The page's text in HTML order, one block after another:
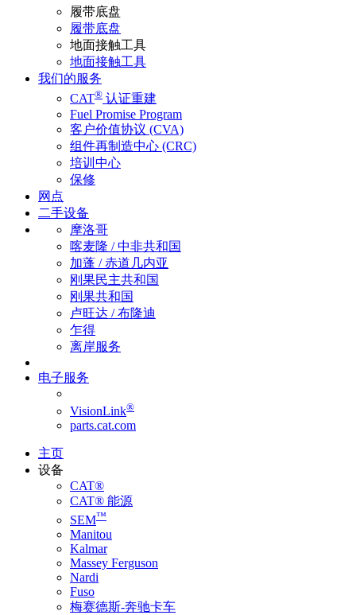
履带底盘
履带底盘
地面接触工具
地面接触工具
我们的服务
CAT® 认证重建
Fuel Promise Program
客户价值协议 (CVA)
组件再制造中心 (CRC)
培训中心
保修
网点
二手设备
摩洛哥
喀麦隆 / 中非共和国
加蓬 / 赤道几内亚
刚果民主共和国
刚果共和国
卢旺达 / 布隆迪
乍得
离岸服务
电子服务
VisionLink®
parts.cat.com
主页
设备
CAT®
CAT® 能源
SEM™
Manitou
Kalmar
Massey Ferguson
Nardi
Fuso
梅赛德斯-奔驰卡车